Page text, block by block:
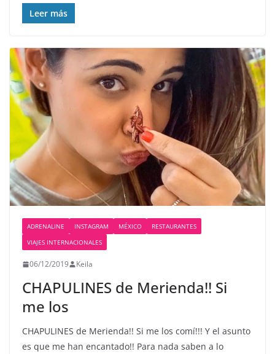
Leer más
ADRENALINE INSTAGRAM MÉXICO
RESTAURANTES
VIAJES INTERNACIONALES
06/12/2019 Keila
CHAPULINES de Merienda!! Si
me los
CHAPULINES de Merienda!! Si me los comí!!! Y el asunto
es que me han encantado!! Para nada saben a lo